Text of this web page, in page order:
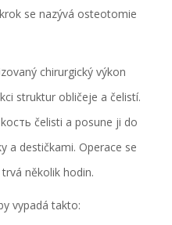
se nazývá osteotomie
chirurgický výkon
struktur obličeje a čelistí.
čelisti a posune ji do
a destičkami. Operace se
několik hodin.
vypadá takto: